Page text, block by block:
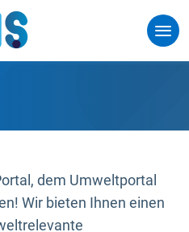
dem Umweltportal
Wir bieten Ihnen einen